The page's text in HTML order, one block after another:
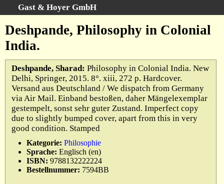
Gast & Hoyer GmbH
Startseite
Kategorien
Schlagwörter
Gesamtbestand
Warenkorb
AGB
Widerruf
Datenschutz
Impressum
Deshpande, Philosophy in Colonial
India.
Deshpande, Sharad: Philosophy in Colonial India. New
Delhi, Springer, 2015. 8°. xiii, 272 p. Hardcover.
Versand aus Deutschland / We dispatch from Germany
via Air Mail. Einband bestoßen, daher Mängelexemplar
gestempelt, sonst sehr guter Zustand. Imperfect copy
due to slightly bumped cover, apart from this in very
good condition. Stamped
Kategorie: Philosophie
Sprache: Englisch (en)
ISBN: 9788132222224
Bestellnummer: 7594BB